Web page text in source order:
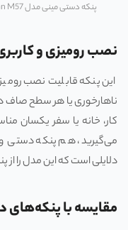
پنکه دستی مینی مدل High Speed Refrigeration Mini Handheld Fan M57
نصب رومیزی و
این پنکه قابلیت نصب
ناهارخوری یا هر سطح صاف
کار، خانه یا سفر یکسان
می‌گیرید، هم پنکه دستی و
دلایلی است که این مدل را
مقایسه با پنکه‌های